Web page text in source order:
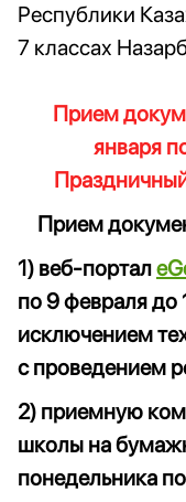
Республики
7 классах
Прием
января
Прием
1) веб-портал
по 9 февраля до
исключением
с проведением
2) приемную
школы на
понедельника